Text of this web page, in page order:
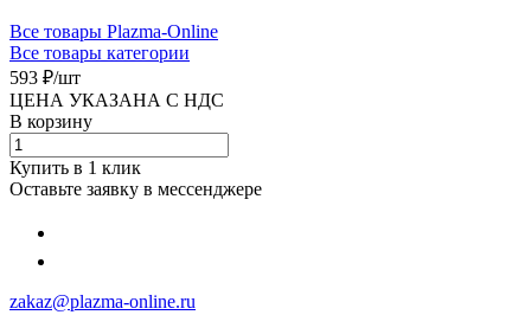
Все товары Plazma-Online
Все товары категории
593 ₽/шт
ЦЕНА УКАЗАНА С НДС
В корзину
Купить в 1 клик
Оставьте заявку в мессенджере
zakaz@plazma-online.ru